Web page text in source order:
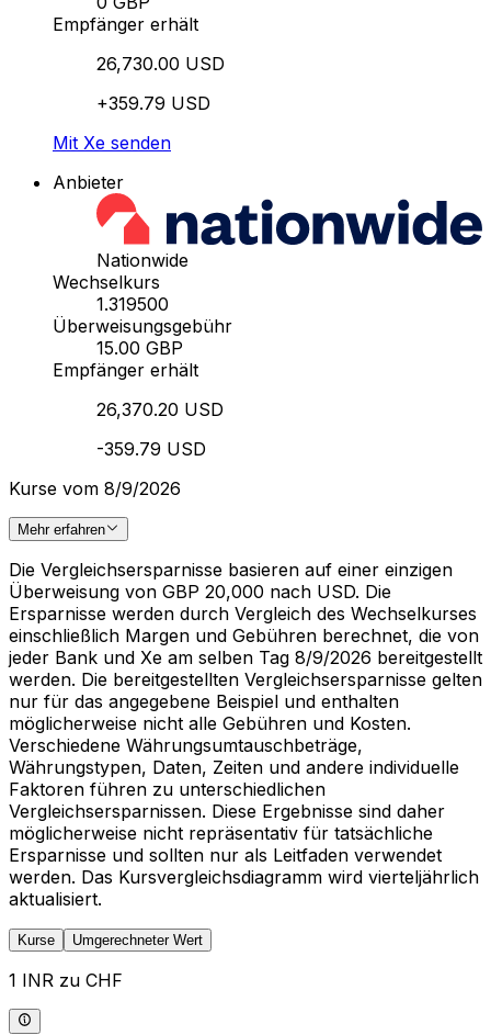
Empfänger erhält
26,730.00 USD
+359.79 USD
Mit Xe senden
Anbieter
Nationwide
Wechselkurs
1.319500
Überweisungsgebühr
15.00 GBP
Empfänger erhält
26,370.20 USD
-359.79 USD
Kurse vom 8/9/2026
Mehr erfahren
Die Vergleichsersparnisse basieren auf einer einzigen
Überweisung von GBP 20,000 nach USD. Die
Ersparnisse werden durch Vergleich des Wechselkurses
einschließlich Margen und Gebühren berechnet, die von
jeder Bank und Xe am selben Tag 8/9/2026 bereitgestellt
werden. Die bereitgestellten Vergleichsersparnisse gelten
nur für das angegebene Beispiel und enthalten
möglicherweise nicht alle Gebühren und Kosten.
Verschiedene Währungsumtauschbeträge,
Währungstypen, Daten, Zeiten und andere individuelle
Faktoren führen zu unterschiedlichen
Vergleichsersparnissen. Diese Ergebnisse sind daher
möglicherweise nicht repräsentativ für tatsächliche
Ersparnisse und sollten nur als Leitfaden verwendet
werden. Das Kursvergleichsdiagramm wird vierteljährlich
aktualisiert.
Kurse Umgerechneter Wert
1 INR zu CHF